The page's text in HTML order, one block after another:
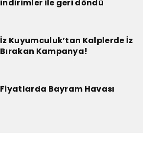
indirimler ile geri döndü
İz Kuyumculuk’tan Kalplerde İz
Bırakan Kampanya!
Fiyatlarda Bayram Havası